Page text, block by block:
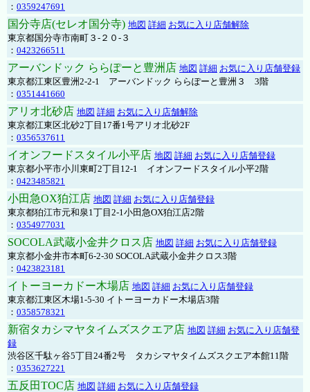
： 0359247691
国分寺店(セレオ国分寺) 地図 詳細 お気に入り店舗解除
東京都国分寺市南町３-２０-３
： 0423266511
アーバンドック ららぽーと豊洲店 地図 詳細 お気に入り店舗登録
東京都江東区豊洲2-2-1 アーバンドック ららぽーと豊洲３ 3階
： 0351441660
アリオ北砂店 地図 詳細 お気に入り店舗解除
東京都江東区北砂2丁目17番1号アリオ北砂2F
： 0356537611
イオンフードスタイル小平店 地図 詳細 お気に入り店舗登録
東京都小平市小川東町2丁目12-1 イオンフードスタイル小平2階
： 0423485821
小田急OX狛江店 地図 詳細 お気に入り店舗登録
東京都狛江市元和泉1丁目2-1小田急OX狛江店2階
： 0354977031
SOCOLA武蔵小金井クロス店 地図 詳細 お気に入り店舗登録
東京都小金井市本町6-2-30 SOCOLA武蔵小金井クロス3階
： 0423823181
イトーヨーカドー木場店 地図 詳細 お気に入り店舗登録
東京都江東区木場1-5-30 イトーヨーカドー木場店3階
： 0358578321
新宿タカシマヤタイムズスクエア店 地図 詳細 お気に入り店舗登
録
渋谷区千駄ヶ谷5丁目24番2号 タカシマヤタイムズスクエア本館11階
： 0353627221
五反田TOC店 地図 詳細 お気に入り店舗登録